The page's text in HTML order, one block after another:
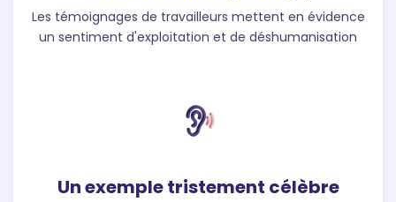
Les témoignages de travailleurs mettent en évidence
un sentiment d'exploitation et de déshumanisation
Un exemple tristement célèbre